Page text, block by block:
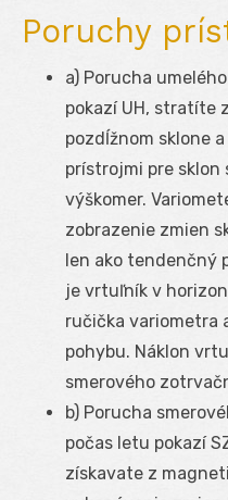
Poruchy
a) Porucha
pokazí UH, stratíte
pozdĺžnom sklone
prístrojmi pre sklon
výškomer.
zobrazenie zmien
len ako tendenčný
je vrtuľník v
ručička variometra
pohybu. Náklon
smerového
b) Porucha
počas letu pokazí
získavate z